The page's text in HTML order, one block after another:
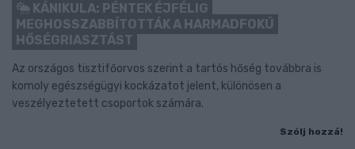
KÁNIKULA: PÉNTEK ÉJFÉLIG
MEGHOSSZABBÍTOTTÁK A HARMADFOKÚ
HŐSÉGRIASZTÁST
Az országos tisztifőorvos szerint a tartós hőség továbbra is
komoly egészségügyi kockázatot jelent, különösen a
veszélyeztetett csoportok számára.
Szólj hozzá!